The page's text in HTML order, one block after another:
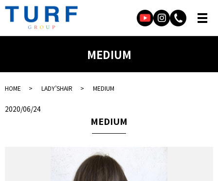
MEDIUM
HOME LADY’SHAIR MEDIUM
2020/06/24
MEDIUM